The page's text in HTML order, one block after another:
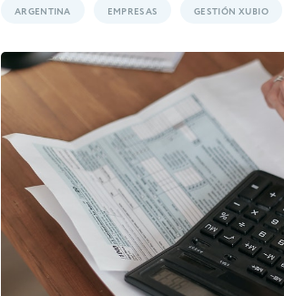
ARGENTINA EMPRESAS GESTIÓN XUBIO